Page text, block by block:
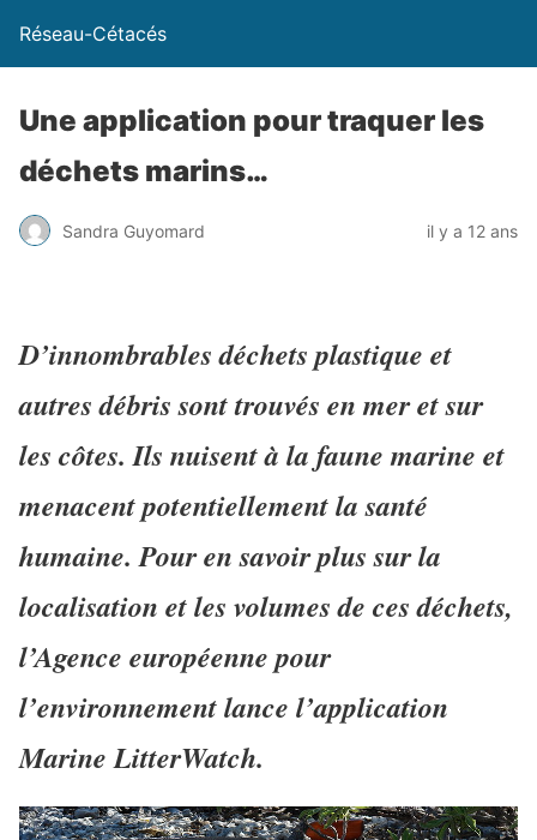
Réseau-Cétacés
Une application pour traquer les
déchets marins…
Sandra Guyomard il y a 12 ans
D’innombrables déchets plastique et
autres débris sont trouvés en mer et sur
les côtes. Ils nuisent à la faune marine et
menacent potentiellement la santé
humaine. Pour en savoir plus sur la
localisation et les volumes de ces déchets,
l’Agence européenne pour
l’environnement lance l’application
Marine LitterWatch.